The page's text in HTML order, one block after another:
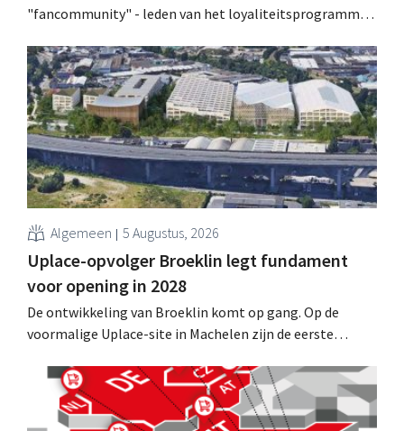
"fancommunity" - leden van het loyaliteitsprogramma -
de Lokerse Feesten. Met de actie wilde de discountketen
haar trouwste klanten bedanken en tegelijk tonen dat
ook een prijsvechter een heuse merkcommunity kan
uitbouwen.
Algemeen 5 Augustus, 2026
Uplace-opvolger Broeklin legt fundament
voor opening in 2028
De ontwikkeling van Broeklin komt op gang. Op de
voormalige Uplace-site in Machelen zijn de eerste
eigenlijke bouw starten, met een geplande opening in